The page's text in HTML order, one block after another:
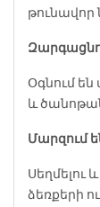
թունավոր
Օգնում են
և
Մարզում
Սեղմելու
ձեռքերի